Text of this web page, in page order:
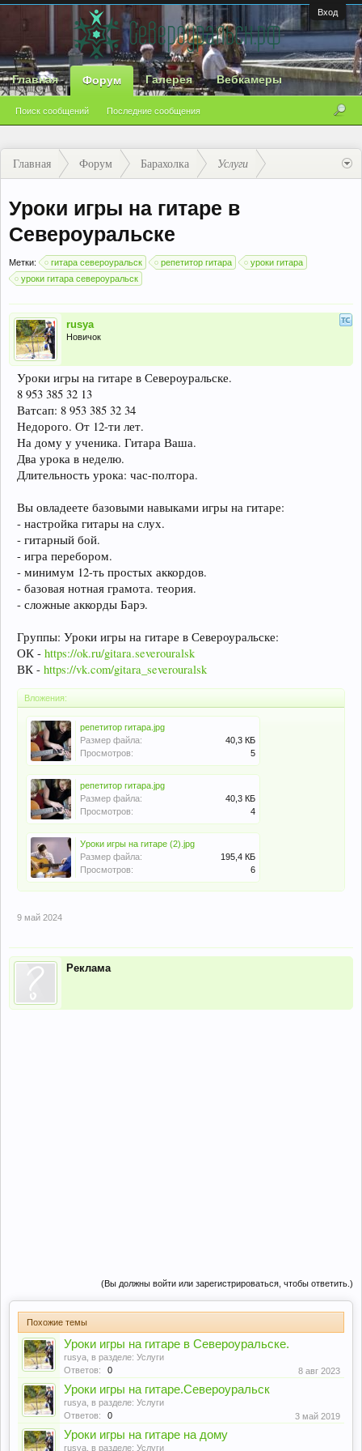
Вход
Главная Форум
Поиск сообщений Последние сообщения
Галерея Вебкамеры
Главная Форум Барахолка Услуги
Уроки игры на гитаре в
Североуральске
Метки: гитара североуральск репетитор гитара
уроки гитара
уроки гитара североуральск
rusya
Новичок
Уроки игры на гитаре в Североуральске.
8 953 385 32 13
Ватсап: 8 953 385 32 34
Недорого. От 12-ти лет.
На дому у ученика. Гитара Ваша.
Два урока в неделю.
Длительность урока: час-полтора.
Вы овладеете базовыми навыками игры на гитаре:
- настройка гитары на слух.
- гитарный бой.
- игра перебором.
- минимум 12-ть простых аккордов.
- базовая нотная грамота. теория.
- сложные аккорды Барэ.
Группы: Уроки игры на гитаре в Североуральске:
ОК - https://ok.ru/gitara.severouralsk
ВК - https://vk.com/gitara_severouralsk
Вложения:
репетитор гитара.jpg
Размер файла:
40,3 КБ
Просмотров:
5
репетитор гитара.jpg
Размер файла:
40,3 КБ
Просмотров:
4
Уроки игры на гитаре (2).jpg
Размер файла:
195,4 КБ
Просмотров:
6
9 май 2024
Реклама
(Вы должны войти или зарегистрироваться, чтобы ответить.)
Похожие темы
Уроки игры на гитаре в Североуральске.
rusya , в разделе: Услуги
Ответов:
0 8 авг 2023
Уроки игры на гитаре.Североуральск
rusya , в разделе: Услуги
Ответов:
0 3 май 2019
Уроки игры на гитаре на дому
rusya , в разделе: Услуги